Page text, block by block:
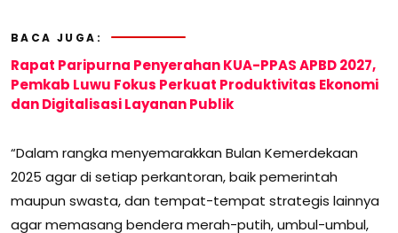
BACA JUGA:
Rapat Paripurna Penyerahan KUA-PPAS APBD 2027,
Pemkab Luwu Fokus Perkuat Produktivitas Ekonomi
dan Digitalisasi Layanan Publik
“Dalam rangka menyemarakkan Bulan Kemerdekaan
2025 agar di setiap perkantoran, baik pemerintah
maupun swasta, dan tempat-tempat strategis lainnya
agar memasang bendera merah-putih, umbul-umbul,